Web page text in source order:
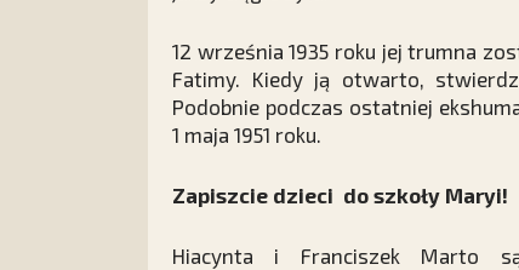
12 września 1935 roku jej trumna
Fatimy. Kiedy ją otwarto,
Podobnie podczas ostatniej
1 maja 1951 roku.
Zapiszcie dzieci do szkoły Maryi!
Hiacynta i Franciszek Marto